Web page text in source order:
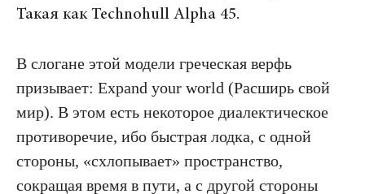
Такая как Technohull Alpha 45.
В слогане этой модели греческая верфь
призывает: Expand your world (Расширь свой
мир). В этом есть некоторое диалектическое
противоречие, ибо быстрая лодка, с одной
стороны, «схлопывает» пространство,
сокращая время в пути, а с другой стороны